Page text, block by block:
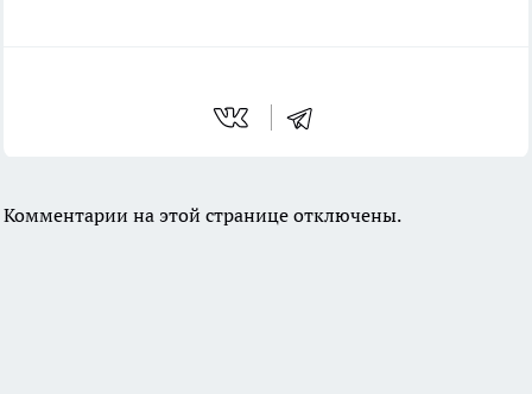
Комментарии на этой странице отключены.